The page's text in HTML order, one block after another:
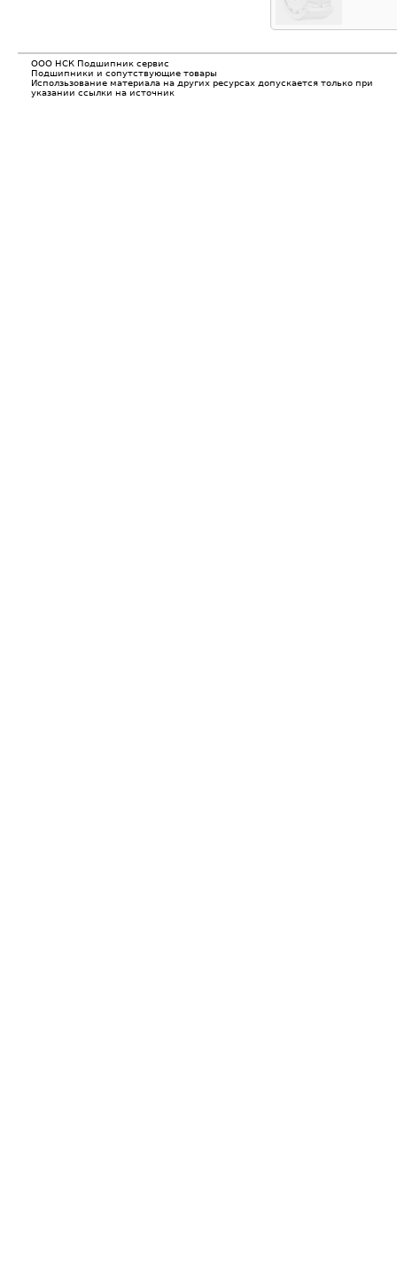
ООО НСК Подшипник сервис
Подшипники и сопутствующие товары
Исползьзование материала на других ресурсах допускается только при
указании ссылки на источник